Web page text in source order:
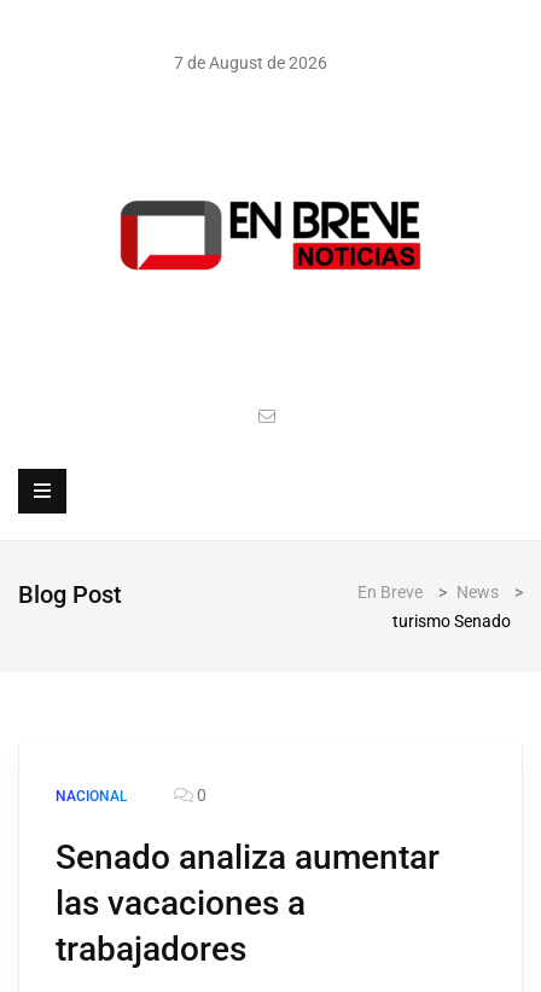
7 de August de 2026
Blog Post En Breve > News
>
turismo Senado
NACIONAL 0
Senado analiza aumentar
las vacaciones a
trabajadores